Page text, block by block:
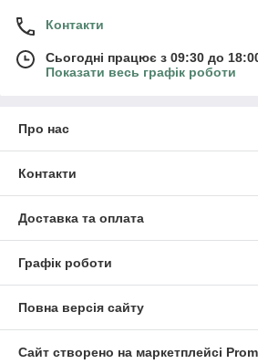
Контакти
Сьогодні працює з 09:30 до
Показати весь графік роботи
Про нас
Контакти
Доставка та оплата
Графік роботи
Повна версія сайту
Сайт створено на маркетплейсі